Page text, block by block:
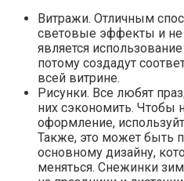
Витражи. Отличным
световые эффекты и не
является
потому создадут
всей витрине.
Рисунки. Все любят
них сэкономить. Чтобы
оформление,
Также, это может быть
основному дизайну,
меняться. Снежинки